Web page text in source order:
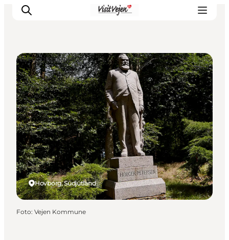
Restaurants
Schlafen
Nature
Städte
Events
Explore
Hovborg, Südjütland
Naturgebiete
Foto: Vejen Kommune